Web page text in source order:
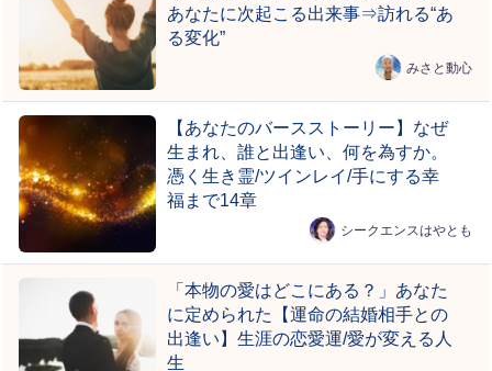
あなたに次起こる出来事⇒訪れる“あ
る変化”
みさと動心
【あなたのバースストーリー】なぜ
生まれ、誰と出逢い、何を為すか。
憑く生き霊/ツインレイ/手にする幸
福まで14章
シークエンスはやとも
「本物の愛はどこにある？」あなた
に定められた【運命の結婚相手との
出逢い】生涯の恋愛運/愛が変える人
生